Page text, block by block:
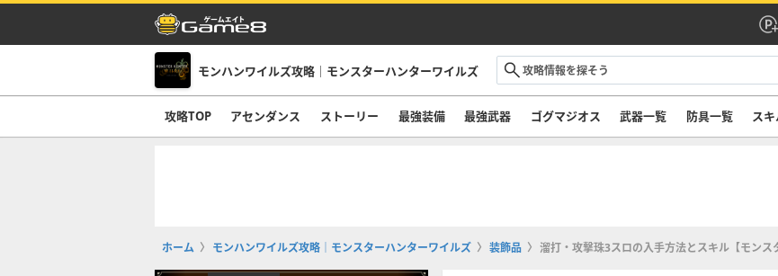
モンハンワイルズ攻略｜モンスターハンターワイルズ
攻略TOP アセンダンス ストーリー 最強装備 最強武器 ゴグマジオス 武器一覧 防具一覧 ス
ホーム モンハンワイルズ攻略｜モンスターハンターワイルズ 装飾品 溜打・攻撃珠3スロの入手方法とスキル【モンス